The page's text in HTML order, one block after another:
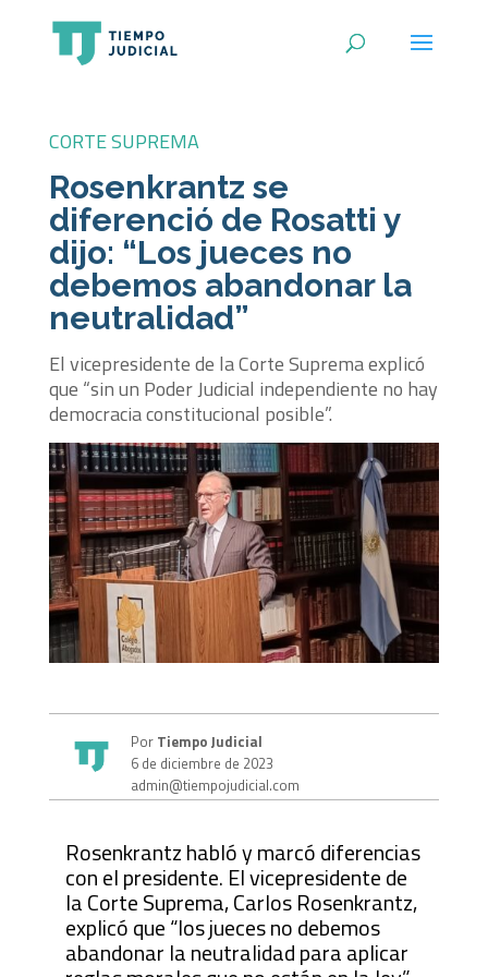
CORTE SUPREMA
Rosenkrantz se
diferenció de Rosatti y
dijo: “Los jueces no
debemos abandonar la
neutralidad”
El vicepresidente de la Corte Suprema explicó
que “sin un Poder Judicial independiente no hay
democracia constitucional posible”.
PorTiempo Judicial
6 de diciembre de 2023
admin@tiempojudicial.com
Rosenkrantz habló y marcó diferencias
con el presidente. El vicepresidente de
la Corte Suprema, Carlos Rosenkrantz,
explicó que “los jueces no debemos
abandonar la neutralidad para aplicar